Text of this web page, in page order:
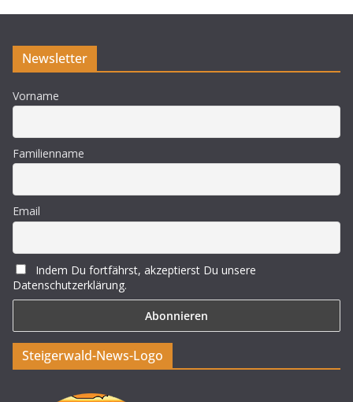
s
Newsletter
Vorname
Familienname
Email
Indem Du fortfährst, akzeptierst Du unsere
Datenschutzerklärung.
Steigerwald-News-Logo